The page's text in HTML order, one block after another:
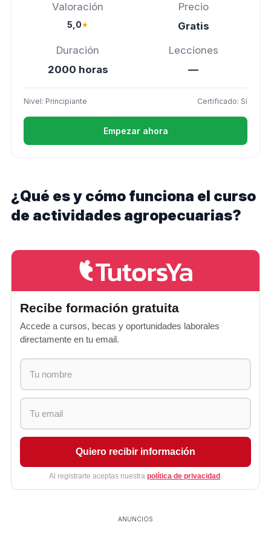
Valoración
5,0★
Precio
Gratis
Duración
2000 horas
Lecciones
—
Nivel: Principiante Certificado: Sí
Empezar ahora
¿Qué es y cómo funciona el curso
de actividades agropecuarias?
Recibe formación gratuita
Accede a cursos, becas y oportunidades laborales
directamente en tu email.
Quiero recibir información
Al registrarte aceptas nuestra política de privacidad .
ANUNCIOS